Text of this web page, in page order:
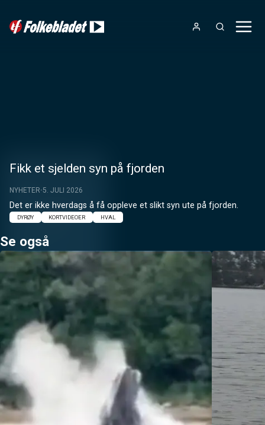
Fikk et sjelden syn på fjorden
NYHETER 5. JULI 2026
Det er ikke hverdags å få oppleve et slikt syn ute på fjorden.
DYRØY KORTVIDEOER HVAL
Se også